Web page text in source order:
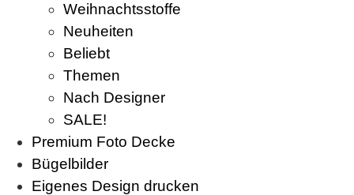
Weihnachtsstoffe
Neuheiten
Beliebt
Themen
Nach Designer
SALE!
Premium Foto Decke
Bügelbilder
Eigenes Design drucken